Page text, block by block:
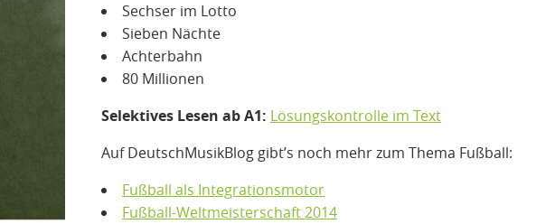
Sechser im Lotto
Sieben Nächte
Achterbahn
80 Millionen
Selektives Lesen ab A1: Lösungskontrolle im Text
Auf DeutschMusikBlog gibt’s noch mehr zum Thema Fußball:
Fußball als Integrationsmotor
Fußball-Weltmeisterschaft 2014